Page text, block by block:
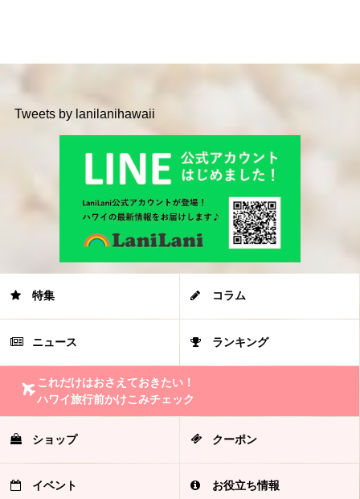
Tweets by lanilanihawaii
特集 コラム
ニュース ランキング
これだけはおさえておきたい！
ハワイ旅行前かけこみチェック
ショップ クーポン
イベント お役立ち情報